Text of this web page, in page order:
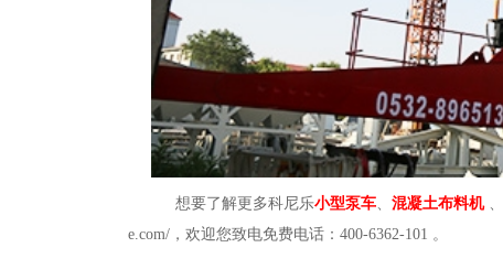
想要了解更多科尼乐小型泵车、 混凝土布料机 、
e.com/，欢迎您致电免费电话：400-6362-101 。